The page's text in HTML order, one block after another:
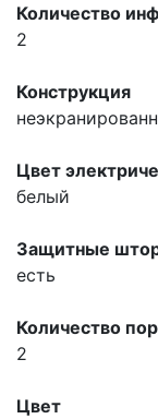
Количество
2
Конструкция
Цвет
белый
Защитные
есть
Количество
2
Цвет